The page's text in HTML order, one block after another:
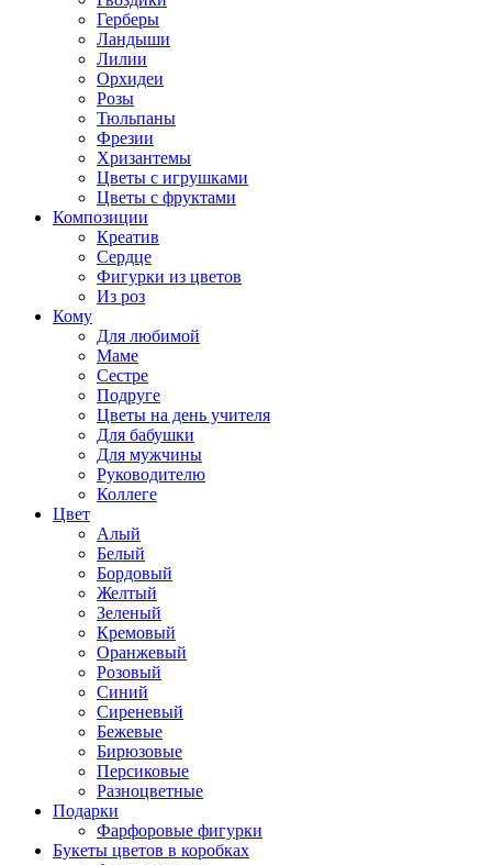
Герберы
Ландыши
Лилии
Орхидеи
Розы
Тюльпаны
Фрезии
Хризантемы
Цветы с игрушками
Цветы с фруктами
Композиции
Креатив
Сердце
Фигурки из цветов
Из роз
Кому
Для любимой
Маме
Сестре
Подруге
Цветы на день учителя
Для бабушки
Для мужчины
Руководителю
Коллеге
Цвет
Алый
Белый
Бордовый
Желтый
Зеленый
Кремовый
Оранжевый
Розовый
Синий
Сиреневый
Бежевые
Бирюзовые
Персиковые
Разноцветные
Подарки
Фарфоровые фигурки
Букеты цветов в коробках